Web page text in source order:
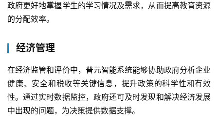
最
新
活
动
政府更好地掌握学生的学习情况及需求，从而提高教育资源
的分配效率。
经济管理
在经济监管和评价中，普元智能系统能够协助政府分析企业
健康、安全和税收等关键信息，提升政策的科学性和有效
性。通过实时数据监控，政府还可及时发现和解决经济发展
中出现的问题，为决策提供数据支撑。